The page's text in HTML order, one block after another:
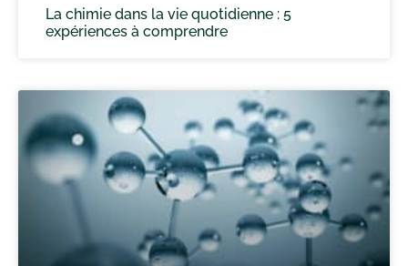
La chimie dans la vie quotidienne : 5
expériences à comprendre